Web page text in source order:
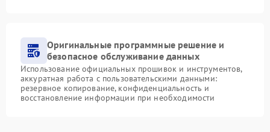
Оригинальные программные решение и
безопасное обслуживание данных
Использование официальных прошивок и инструментов,
аккуратная работа с пользовательскими данными:
резервное копирование, конфиденциальность и
восстановление информации при необходимости